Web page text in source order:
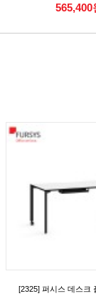
565,400
[2325] 퍼시스 데스크